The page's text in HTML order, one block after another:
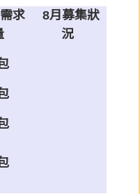
需求
8月募集狀
況